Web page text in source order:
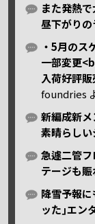
また発熱
昼下がり
・5月のス
一部変更
入荷好評販
foundries
新編成新
素晴らしい
急遽二管
テージも
降雪予報
ッた｣エン